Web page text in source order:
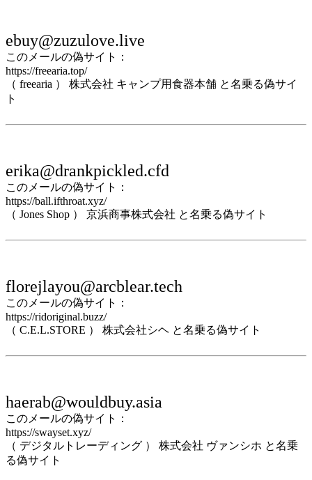
ebuy@zuzulove.live
このメールの偽サイト：
https://freearia.top/
（ freearia ） 株式会社 キャンプ用食器本舗 と名乗る偽サイ
ト
erika@drankpickled.cfd
このメールの偽サイト：
https://ball.ifthroat.xyz/
（ Jones Shop ） 京浜商事株式会社 と名乗る偽サイト
florejlayou@arcblear.tech
このメールの偽サイト：
https://ridoriginal.buzz/
（ C.E.L.STORE ） 株式会社シヘ と名乗る偽サイト
haerab@wouldbuy.asia
このメールの偽サイト：
https://swayset.xyz/
（ デジタルトレーディング ） 株式会社 ヴァンシホ と名乗
る偽サイト